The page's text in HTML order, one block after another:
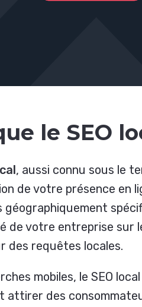
le SEO
, aussi connu sous le
de votre présence en
géographiquement
de votre entreprise sur
des requêtes locales.
mobiles, le SEO
attirer des